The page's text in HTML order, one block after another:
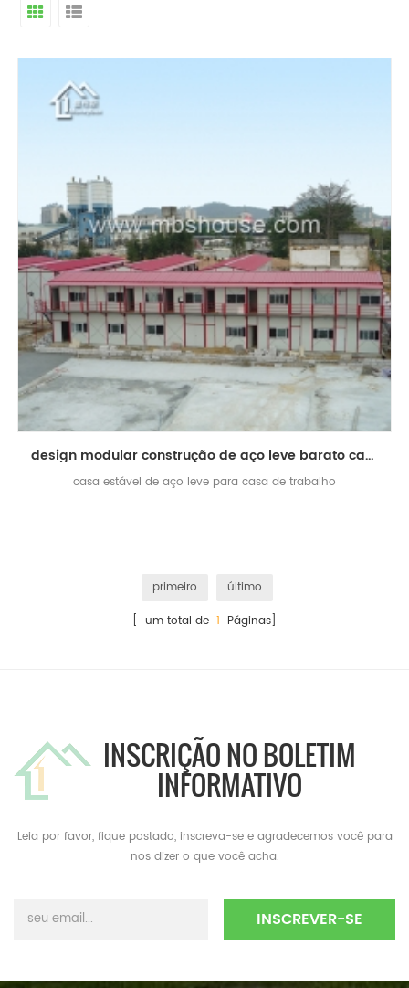
design modular construção de aço leve barato casa de trabalho prefabricada
casa estável de aço leve para casa de trabalho
primeiro
último
[ um total de 1 Páginas]
INSCRIÇÃO NO BOLETIM
INFORMATIVO
Leia por favor, fique postado, inscreva-se e agradecemos você para
nos dizer o que você acha.